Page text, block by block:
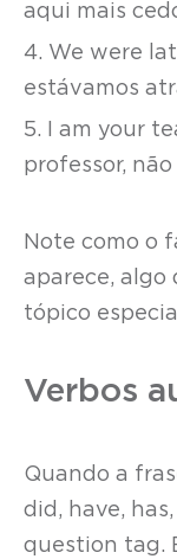
aqui mais
4. We were
estávamos
5. I am your
professor, não
Note como o
aparece, algo
tópico
Verbos
Quando a
did, have,
question tag.